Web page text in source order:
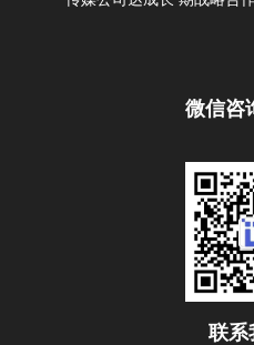
微信咨
联系